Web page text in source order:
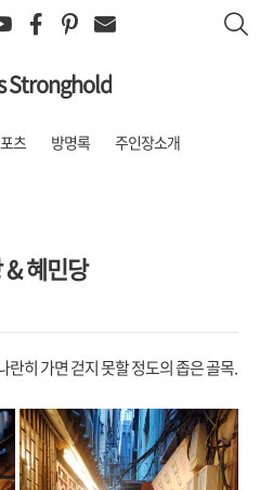
Stronghold
츠 방명록 주인장소개
& 혜민당
란히 가면 걷지 못할 정도의 좁은 골목.